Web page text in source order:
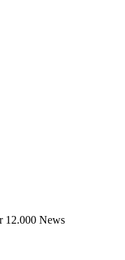
12.000 News